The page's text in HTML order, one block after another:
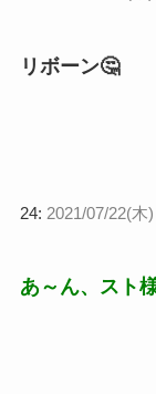
リボーン🤔
24: 2021/07/22(木
あ～ん、スト